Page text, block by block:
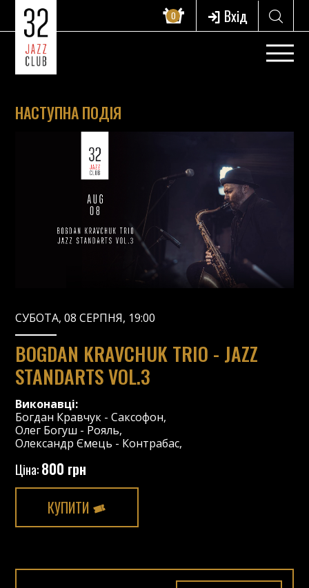
0 Вхід
НАСТУПНА ПОДІЯ
СУБОТА, 08 СЕРПНЯ, 19:00
BOGDAN KRAVCHUK TRIO - JAZZ
STANDARTS VOL.3
Виконавці:
Богдан Кравчук -Саксофон,
Олег Богуш - Рояль,
Олександр Ємець - Контрабас,
Ціна:800 грн
КУПИТИ